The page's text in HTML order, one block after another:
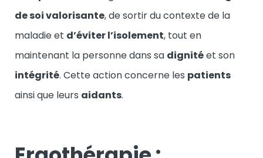
de soi valorisante, de sortir du contexte de la
maladie et d’éviter l’isolement, tout en
maintenant la personne dans sa dignitéet son
intégrité. Cette action concerne les patients
ainsi que leurs aidants.